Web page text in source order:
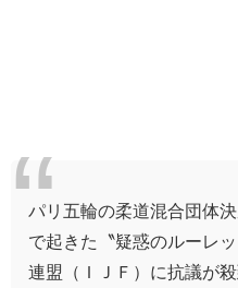
パリ五輪の柔道混合団体
で起きた〝疑惑のルーレ
連盟（ＩＪＦ）に抗議が殺